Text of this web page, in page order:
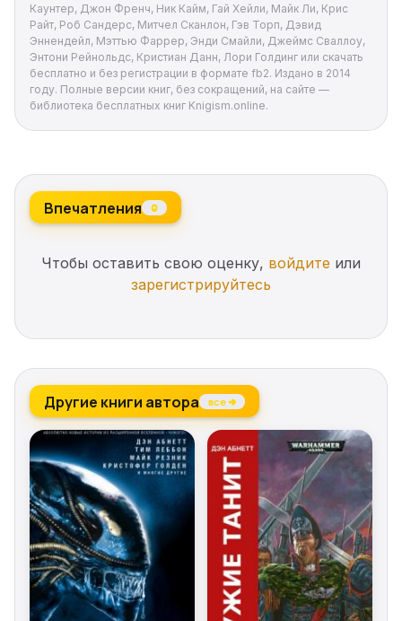
Каунтер, Джон Френч, Ник Кайм, Гай Хейли, Майк Ли, Крис
Райт, Роб Сандерс, Митчел Сканлон, Гэв Торп, Дэвид
Эннендейл, Мэттью Фаррер, Энди Смайли, Джеймс Сваллоу,
Энтони Рейнольдс, Кристиан Данн, Лори Голдинг или скачать
бесплатно и без регистрации в формате fb2. Издано в 2014
году. Полные версии книг, без сокращений, на сайте —
библиотека бесплатных книг Knigism.online.
Впечатления 0
Чтобы оставить свою оценку, войдите или
зарегистрируйтесь
Другие книги автора все →